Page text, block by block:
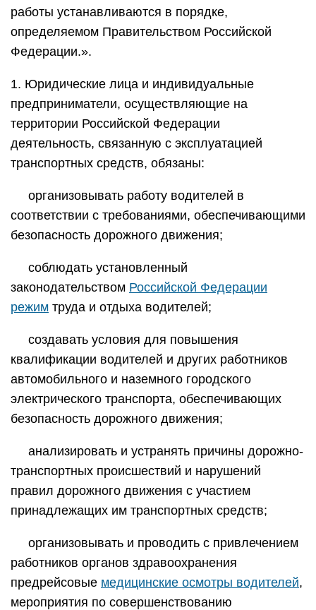
работы устанавливаются в порядке,
определяемом Правительством Российской
Федерации.».
1. Юридические лица и индивидуальные
предприниматели, осуществляющие на
территории Российской Федерации
деятельность, связанную с эксплуатацией
транспортных средств, обязаны:
организовывать работу водителей в
соответствии с требованиями, обеспечивающими
безопасность дорожного движения;
соблюдать установленный
законодательством Российской Федерации
режим труда и отдыха водителей;
создавать условия для повышения
квалификации водителей и других работников
автомобильного и наземного городского
электрического транспорта, обеспечивающих
безопасность дорожного движения;
анализировать и устранять причины дорожно-
транспортных происшествий и нарушений
правил дорожного движения с участием
принадлежащих им транспортных средств;
организовывать и проводить с привлечением
работников органов здравоохранения
предрейсовые медицинские осмотры водителей,
мероприятия по совершенствованию